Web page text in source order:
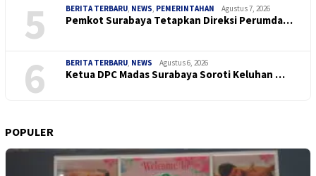
5 BERITA TERBARU, NEWS, PEMERINTAHAN Agustus 7, 2026
Pemkot Surabaya Tetapkan Direksi Perumda…
6 BERITA TERBARU, NEWS Agustus 6, 2026
Ketua DPC Madas Surabaya Soroti Keluhan …
POPULER